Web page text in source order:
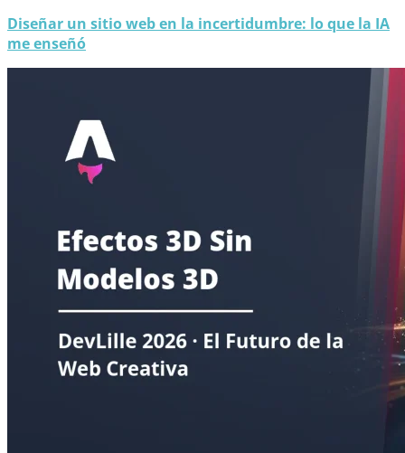
Diseñar un sitio web en la incertidumbre: lo que la IA
me enseñó